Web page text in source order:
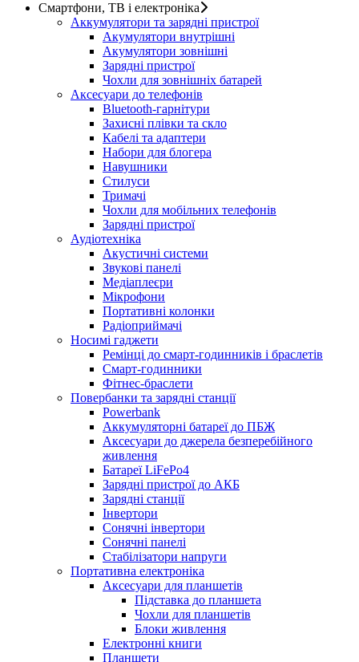
Смартфони, ТВ і електроніка
Аккумулятори та зарядні пристрої
Акумулятори внутрішні
Акумулятори зовнішні
Зарядні пристрої
Чохли для зовнішніх батарей
Аксесуари до телефонів
Bluetooth-гарнітури
Захисні плівки та скло
Кабелі та адаптери
Набори для блогера
Навушники
Стилуси
Тримачі
Чохли для мобільних телефонів
Зарядні пристрої
Аудіотехніка
Акустичні системи
Звукові панелі
Медіаплеєри
Мікрофони
Портативні колонки
Радіоприймачі
Носимі гаджети
Ремінці до смарт-годинників і браслетів
Смарт-годинники
Фітнес-браслети
Повербанки та зарядні станції
Powerbank
Аккумуляторні батареї до ПБЖ
Аксесуари до джерела безперебійного
живлення
Батареї LiFePo4
Зарядні пристрої до АКБ
Зарядні станції
Інвертори
Сонячні інвертори
Сонячні панелі
Стабілізатори напруги
Портативна електроніка
Аксесуари для планшетів
Підставка до планшета
Чохли для планшетів
Блоки живлення
Електронні книги
Планшети